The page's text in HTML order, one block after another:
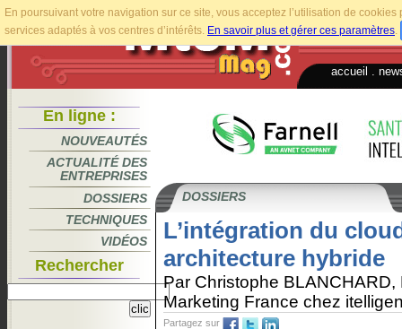
En poursuivant votre navigation sur ce site, vous acceptez l’utilisation de
services adaptés à vos centres d’intérêts. En savoir plus et gérer ces paramètres.
accueil
En ligne :
NOUVEAUTÉS
ACTUALITÉ DES
ENTREPRISES
DOSSIERS
TECHNIQUES
VIDÉOS
Rechercher
DOSSIERS
L’intégration du
architecture hybride
Par Christophe
Marketing France chez
Partagez sur